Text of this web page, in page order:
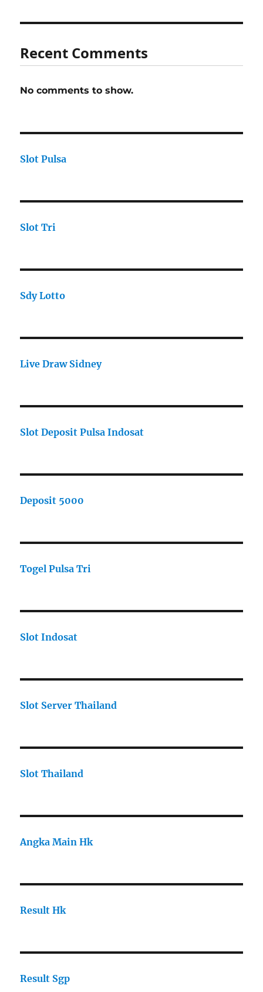
Recent Comments
No comments to show.
Slot Pulsa
Slot Tri
Sdy Lotto
Live Draw Sidney
Slot Deposit Pulsa Indosat
Deposit 5000
Togel Pulsa Tri
Slot Indosat
Slot Server Thailand
Slot Thailand
Angka Main Hk
Result Hk
Result Sgp